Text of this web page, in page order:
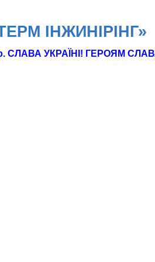
IНЖИНІРІНГ»
СЛАВА УКРАЇНІ! ГЕРОЯМ